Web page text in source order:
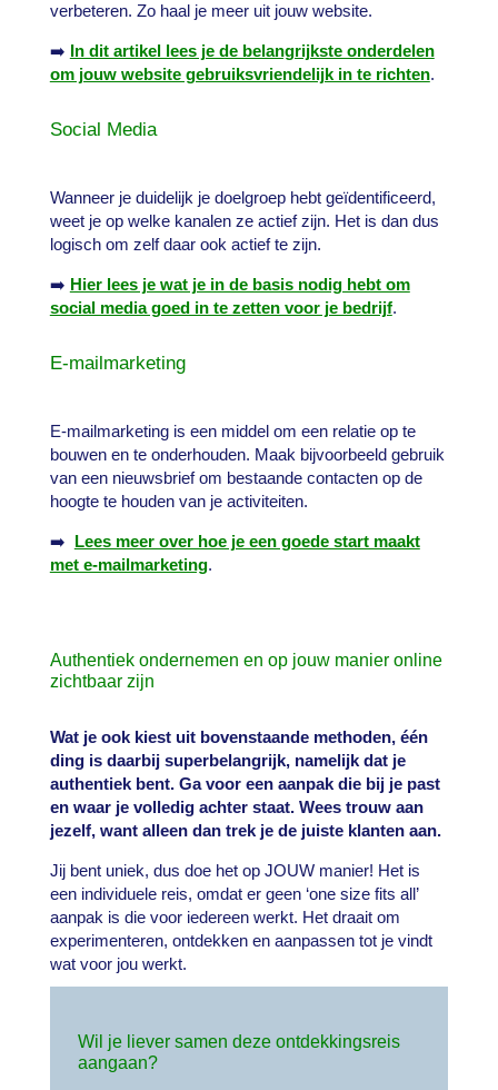
verbeteren. Zo haal je meer uit jouw website.
➡️ In dit artikel lees je de belangrijkste onderdelen
om jouw website gebruiksvriendelijk in te richten.
Social Media
Wanneer je duidelijk je doelgroep hebt geïdentificeerd,
weet je op welke kanalen ze actief zijn. Het is dan dus
logisch om zelf daar ook actief te zijn.
➡️ Hier lees je wat je in de basis nodig hebt om
social media goed in te zetten voor je bedrijf.
E-mailmarketing
E-mailmarketing is een middel om een relatie op te
bouwen en te onderhouden. Maak bijvoorbeeld gebruik
van een nieuwsbrief om bestaande contacten op de
hoogte te houden van je activiteiten.
➡️ Lees meer over hoe je een goede start maakt
met e-mailmarketing.
Authentiek ondernemen en op jouw manier online
zichtbaar zijn
Wat je ook kiest uit bovenstaande methoden, één
ding is daarbij superbelangrijk, namelijk dat je
authentiek bent. Ga voor een aanpak die bij je past
en waar je volledig achter staat. Wees trouw aan
jezelf, want alleen dan trek je de juiste klanten aan.
Jij bent uniek, dus doe het op JOUW manier! Het is
een individuele reis, omdat er geen ‘one size fits all’
aanpak is die voor iedereen werkt. Het draait om
experimenteren, ontdekken en aanpassen tot je vindt
wat voor jou werkt.
Wil je liever samen deze ontdekkingsreis
aangaan?